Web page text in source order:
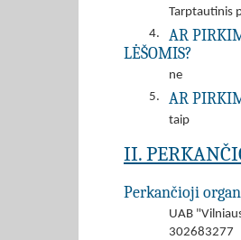
Tarptautinis
4.
AR
LĖŠOMIS?
ne
5.
AR
taip
II.
Perkančioji
UAB
302683277